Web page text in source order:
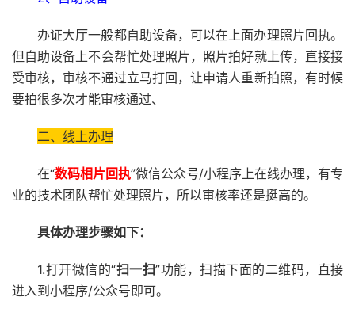
办证大厅一般都自助设备，可以在上面办理照片回执。
但自助设备上不会帮忙处理照片，照片拍好就上传，直接接
受审核，审核不通过立马打回，让申请人重新拍照，有时候
要拍很多次才能审核通过、
二、线上办理
在“数码相片回执”微信公众号/小程序上在线办理，有专
业的技术团队帮忙处理照片，所以审核率还是挺高的。
具体办理步骤如下：
1.打开微信的“扫一扫”功能，扫描下面的二维码，直接
进入到小程序/公众号即可。